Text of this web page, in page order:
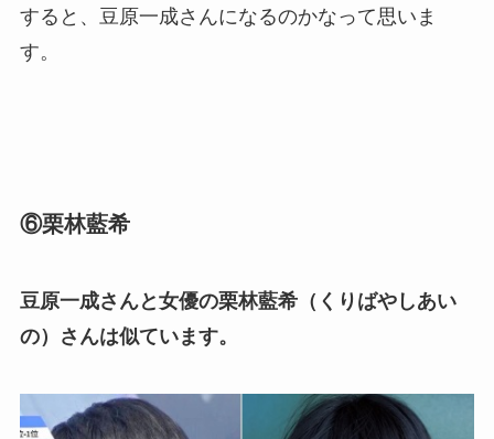
すると、豆原一成さんになるのかなって思いま
す。
⑥栗林藍希
豆原一成さんと女優の栗林藍希（くりばやしあい
の）さんは似ています。